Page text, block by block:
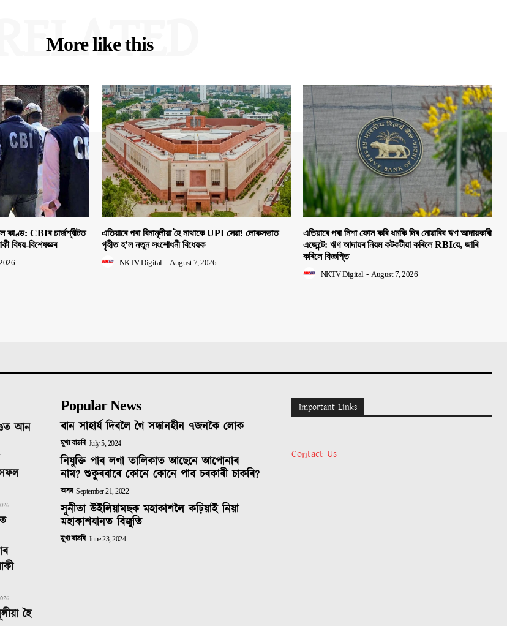
More like this
RELATED
CBIৰ চাৰ্জশ্বীটত
বিষয়-বিশেষজ্ঞৰ
এতিয়াৰে পৰা বিনামূলীয়া হৈ নাথাকে UPI সেৱা! লোকসভাত
গৃহীত হ’ল নতুন সংশোধনী বিধেয়ক
NKTV Digital - August 7, 2026
এতিয়াৰে পৰা নিশা ফোন কৰি ধমকি দিব নোৱাৰিব ঋণ আদায়কাৰী
এজেন্টে: ঋণ আদায়ৰ নিয়ম কটকটীয়া কৰিলে RBIয়ে, জাৰি
কৰিলে বিজ্ঞপ্তি
NKTV Digital - August 7, 2026
আন
সফল
হৈ
Popular News
বান সাহাৰ্য দিবলৈ গৈ সন্ধানহীন ৭জনকৈ লোক
মুখ্য বাতৰি July 5, 2024
নিযুক্তি পাব লগা তালিকাত আছেনে আপোনাৰ
নাম? শুকুৰবাৰে কোনে কোনে পাব চৰকাৰী চাকৰি?
অসম September 21, 2022
সুনীতা উইলিয়ামছক মহাকাশলৈ কঢ়িয়াই নিয়া
মহাকাশযানত বিজুতি
মুখ্য বাতৰি June 23, 2024
Important Links
Contact Us